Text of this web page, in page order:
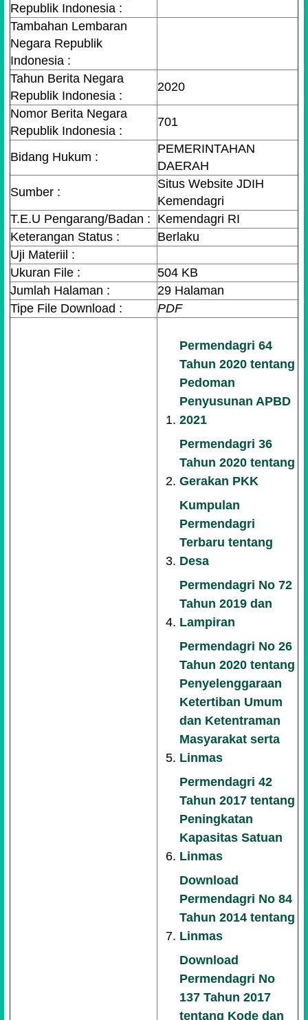
Republik Indonesia :
Tambahan Lembaran
Negara Republik
Indonesia :
Tahun Berita Negara
Republik Indonesia :
2020
Nomor Berita Negara
Republik Indonesia :
701
Bidang Hukum :
PEMERINTAHAN
DAERAH
Sumber :
Situs Website JDIH
Kemendagri
T.E.U Pengarang/Badan : Kemendagri RI
Keterangan Status :
Berlaku
Uji Materiil :
Ukuran File :
504 KB
Jumlah Halaman :
29 Halaman
Tipe File Download :
PDF
Permendagri 64
Tahun 2020 tentang
Pedoman
Penyusunan APBD
2021
Permendagri 36
Tahun 2020 tentang
Gerakan PKK
Kumpulan
Permendagri
Terbaru tentang
Desa
Permendagri No 72
Tahun 2019 dan
Lampiran
Permendagri No 26
Tahun 2020 tentang
Penyelenggaraan
Ketertiban Umum
dan Ketentraman
Masyarakat serta
Linmas
Permendagri 42
Tahun 2017 tentang
Peningkatan
Kapasitas Satuan
Linmas
Download
Permendagri No 84
Tahun 2014 tentang
Linmas
Download
Permendagri No
137 Tahun 2017
tentang Kode dan